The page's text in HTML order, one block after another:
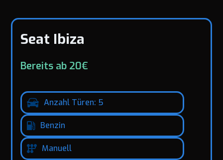
Seat Ibiza
Bereits ab 20€
Anzahl Türen: 5
Benzin
Manuell